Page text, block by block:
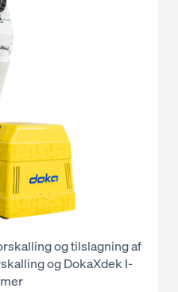
og tilslagning af
og DokaXdek I-